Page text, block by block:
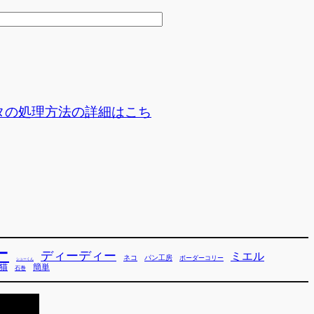
処理方法の詳細はこち
シューくん ディーディー ネコ パン工房 ボーダーコリー ミエル
猫 石巻 簡単